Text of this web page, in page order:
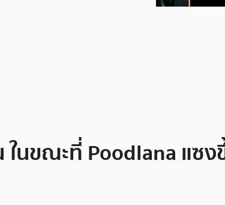
นขณะที่ Poodlana แซ